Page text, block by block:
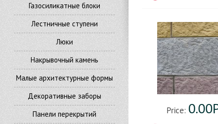
Газосиликатные блоки
Лестничные ступени
Люки
Накрывочный камень
Малые архитектурные формы
Декоративные заборы
Панели перекрытий
Price: